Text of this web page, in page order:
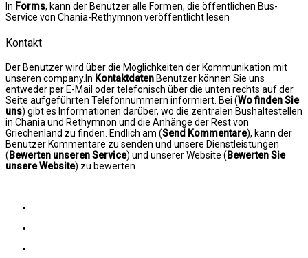
In Forms, kann der Benutzer alle Formen, die öffentlichen Bus-
Service von Chania-Rethymnon veröffentlicht lesen
Kontakt
Der Benutzer wird über die Möglichkeiten der Kommunikation mit
unseren company.In Kontaktdaten Benutzer können Sie uns
entweder per E-Mail oder telefonisch über die unten rechts auf der
Seite aufgeführten Telefonnummern informiert. Bei (Wo finden Sie
uns) gibt es Informationen darüber, wo die zentralen Bushaltestellen
in Chania und Rethymnon und die Anhänge der Rest von
Griechenland zu finden. Endlich am (Send Kommentare), kann der
Benutzer Kommentare zu senden und unsere Dienstleistungen
( Bewerten unseren Service) und unserer Website ( Bewerten Sie
unsere Website) zu bewerten.